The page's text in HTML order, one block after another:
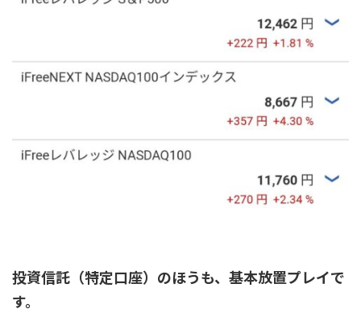
投資信託（特定口座）のほうも、基本放置プレイで
す。